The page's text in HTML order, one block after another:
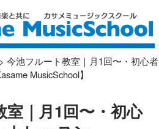
> 今池フルート教室｜月1回〜・初心者
MusicSchool】
｜月1回〜・初心